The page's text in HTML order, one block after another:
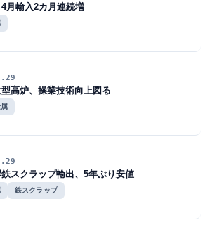
月輸入2カ月連続増
高炉、操業技術向上図る
スクラップ輸出、5年ぶり安値
鉄スクラップ